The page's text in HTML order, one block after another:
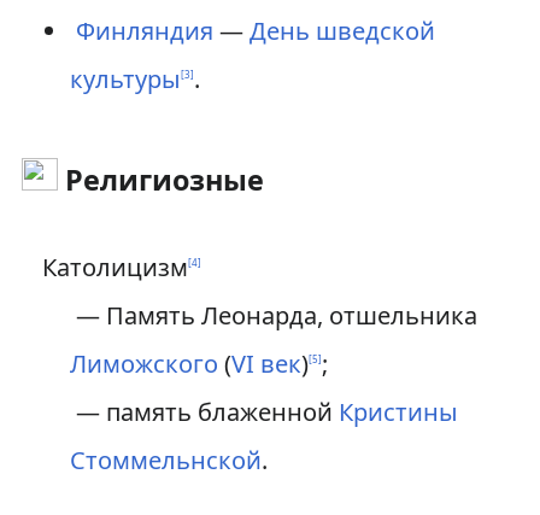
Финляндия —День шведской
культуры[3].
Религиозные
Католицизм[4]
— Память Леонарда, отшельника
Лиможского (VI век)[5];
— память блаженной Кристины
Стоммельнской.